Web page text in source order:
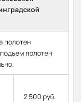
полотен
полотен
2 500 руб.